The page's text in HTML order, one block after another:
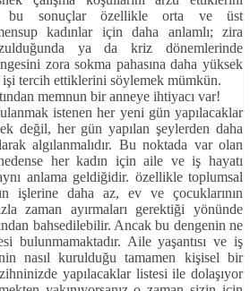
bu sonuçlar özellikle orta ve üst
kadınlar için daha anlamlı; zira
ya da kriz dönemlerinde
zora sokma pahasına daha yüksek
işi tercih ettiklerini söylemek mümkün.
memnun bir anneye ihtiyacı var!
istenen her yeni gün yapılacaklar
değil, her gün yapılan şeylerden daha
algılanmalıdır. Bu noktada var olan
her kadın için aile ve iş hayatı
anlama geldiğidir. özellikle toplumsal
işlerine daha az, ev ve çocuklarının
zaman ayırmaları gerektiği yönünde
bahsedilebilir. Ancak bu dengenin ne
bulunmamaktadır. Aile yaşantısı ve iş
nasıl kurulduğu tamamen kişisel bir
yapılacaklar listesi ile dolaşıyor